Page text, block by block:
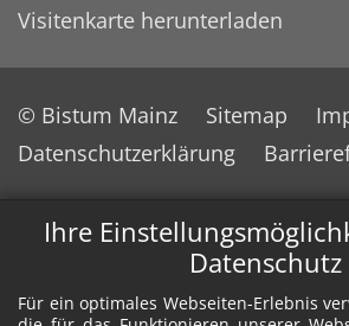
Ihre
Datenschutz
Für ein optimales Webseiten-Erlebnis
Visitenkarte herunterladen
© Bistum Mainz Sitemap
Datenschutzerklärung